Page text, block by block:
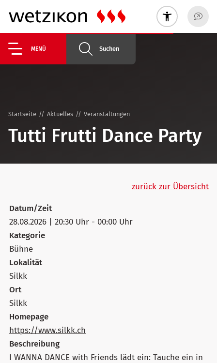
MENÜ Suchen
Startseite Aktuelles Veranstaltungen
Tutti Frutti Dance Party
zurück zur Übersicht
Datum/Zeit
28.08.2026 | 20:30 Uhr - 00:00 Uhr
Kategorie
Bühne
Lokalität
Silkk
Ort
Silkk
Homepage
https://www.silkk.ch
Beschreibung
I WANNA DANCE with Friends lädt ein: Tauche ein in